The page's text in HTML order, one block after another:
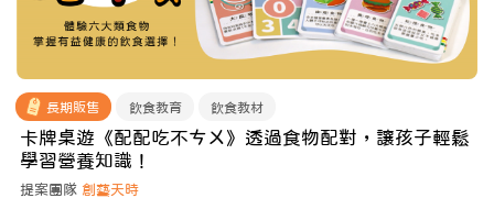
長期販售 飲食教育 飲食教材
卡牌桌遊《配配吃不ㄘㄨ》透過食物配對，讓孩子輕鬆
學習營養知識！
提案團隊 創藝天時